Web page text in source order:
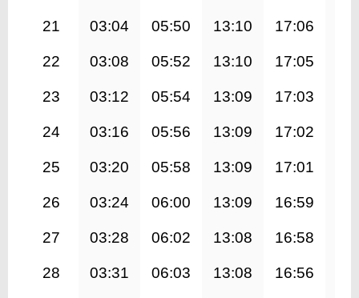
21 03:04 05:50 13:10 17:06
22 03:08 05:52 13:10 17:05
23 03:12 05:54 13:09 17:03
24 03:16 05:56 13:09 17:02
25 03:20 05:58 13:09 17:01
26 03:24 06:00 13:09 16:59
27 03:28 06:02 13:08 16:58
28 03:31 06:03 13:08 16:56